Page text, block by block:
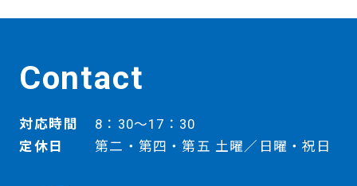
Contact
対応時間
8：30～17：30
定休日
第二・第四・第五 土曜／日曜・祝日